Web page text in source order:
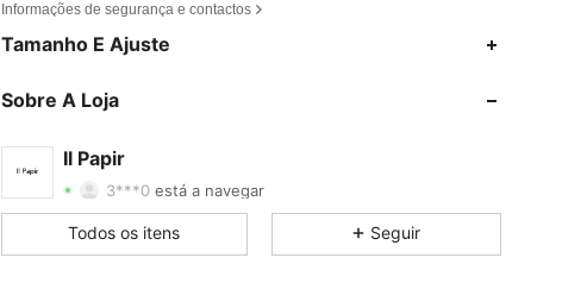
Informações de segurança e contactos
Tamanho E Ajuste
Sobre A Loja
Il Papir
4,69
4,69
4,69
3***0 está a navegar
4,69 1.8K 9
Todos os itens Seguir